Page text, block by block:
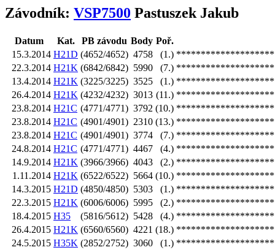
Závodník: VSP7500 Pastuszek Jakub
Datum Kat. PB závodu Body Poř.
15.3.2014 H21D (4652/4652) 4758 (1.)
22.3.2014 H21K (6842/6842) 5990 (7.)
13.4.2014 H21K (3225/3225) 3525 (1.)
26.4.2014 H21K (4232/4232) 3013 (11.)
23.8.2014 H21C (4771/4771) 3792 (10.)
23.8.2014 H21C (4901/4901) 2310 (13.)
23.8.2014 H21C (4901/4901) 3774 (7.)
24.8.2014 H21C (4771/4771) 4467 (4.)
14.9.2014 H21K (3966/3966) 4043 (2.)
1.11.2014 H21K (6522/6522) 5664 (10.)
14.3.2015 H21D (4850/4850) 5303 (1.)
22.3.2015 H21K (6006/6006) 5995 (2.)
18.4.2015 H35 (5816/5612) 5428 (4.)
26.4.2015 H21K (6560/6560) 4221 (18.)
24.5.2015 H35K (2852/2752) 3060 (1.)